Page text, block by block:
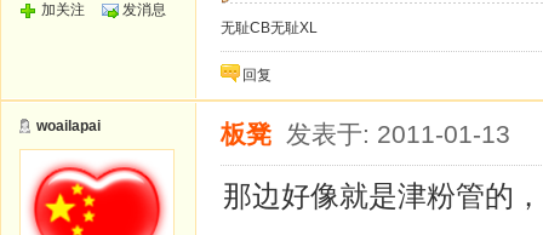
加关注
发消息
无耻CB无耻XL
回复
woailapai 板凳 发表于: 2011-01-13
那边好像就是津粉管的